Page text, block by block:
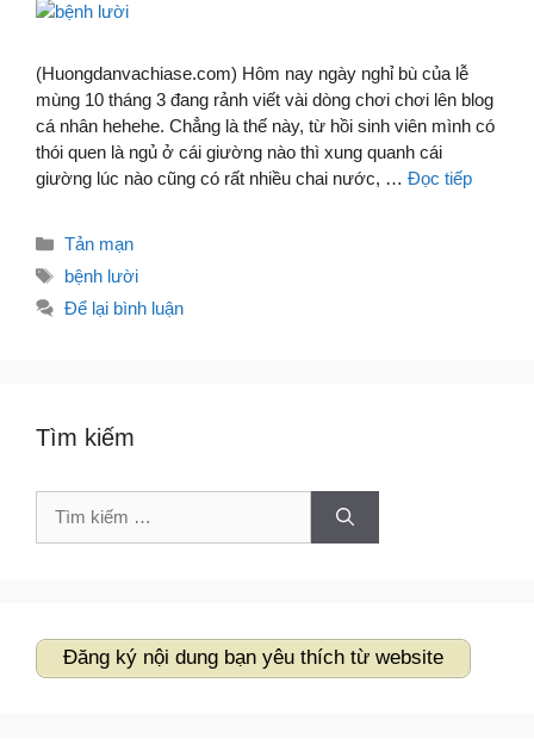
(Huongdanvachiase.com) Hôm nay ngày nghỉ bù của lễ
mùng 10 tháng 3 đang rảnh viết vài dòng chơi chơi lên blog
cá nhân hehehe. Chẳng là thế này, từ hồi sinh viên mình có
thói quen là ngủ ở cái giường nào thì xung quanh cái
giường lúc nào cũng có rất nhiều chai nước, … Đọc tiếp
Danh
mục
Tản mạn
Thẻ
bệnh lười
Để lại bình luận
Tìm kiếm
Tìm
Đăng ký nội dung bạn yêu thích từ website